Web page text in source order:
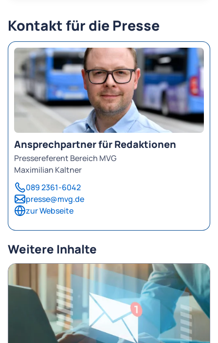
Kontakt für die Presse
Ansprechpartner für Redaktionen
Pressereferent Bereich MVG
Maximilian Kaltner
089 2361-6042
presse@mvg.de
zur Webseite
Weitere Inhalte